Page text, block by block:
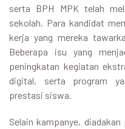
serta BPH MPK telah
sekolah. Para kandidat
kerja yang mereka
Beberapa isu yang
peningkatan kegiatan
digital, serta program
prestasi siswa.
Selain kampanye,